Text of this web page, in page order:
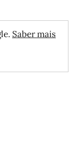
Saber mais